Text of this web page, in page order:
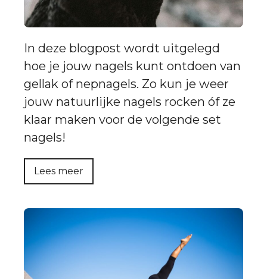
In deze blogpost wordt uitgelegd
hoe je jouw nagels kunt ontdoen van
gellak of nepnagels. Zo kun je weer
jouw natuurlijke nagels rocken óf ze
klaar maken voor de volgende set
nagels!
Lees meer